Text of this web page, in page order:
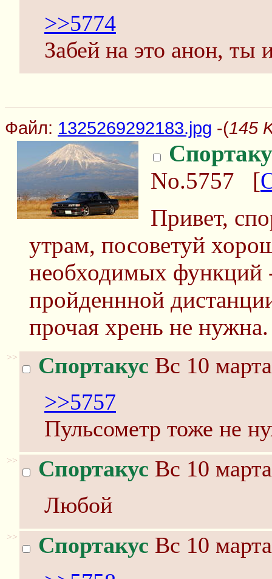
>>5774
Забей на это анон, ты
Файл: 1325269292183.jpg -(145
No.5757 [
Привет,
утрам, посоветуй
необходимых функций
пройденнной
прочая хрень не нужна.
>> Спортакус Вс 10
>>5757
Пульсометр тоже не
>> Спортакус Вс 10
Любой
>> Спортакус Вс 10